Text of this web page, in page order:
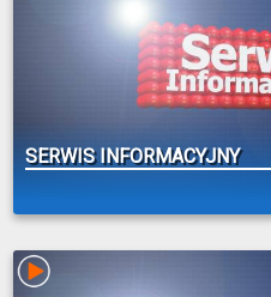
SERWIS INFORMACYJNY